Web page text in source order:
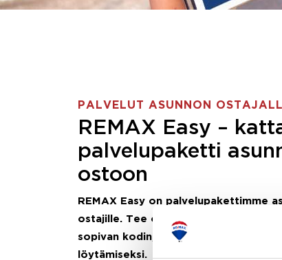
PALVELUT ASUNNON
REMAX Easy –
palvelupaketti
ostoon
REMAX Easy on palvelupakettimme
ostajille. Tee ostotoimeksianto ja
sopivan kodin, eikä sinun tarvitse
löytämiseksi.